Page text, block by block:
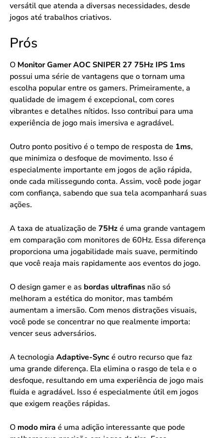
versátil que atenda a diversas necessidades, desde
jogos até trabalhos criativos.
Prós
O Monitor Gamer AOC SNIPER 27 75Hz IPS 1ms
possui uma série de vantagens que o tornam uma
escolha popular entre os gamers. Primeiramente, a
qualidade de imagem é excepcional, com cores
vibrantes e detalhes nítidos. Isso contribui para uma
experiência de jogo mais imersiva e agradável.
Outro ponto positivo é o tempo de resposta de 1ms,
que minimiza o desfoque de movimento. Isso é
especialmente importante em jogos de ação rápida,
onde cada milissegundo conta. Assim, você pode jogar
com confiança, sabendo que sua tela acompanhará suas
ações.
A taxa de atualização de 75Hzé uma grande vantagem
em comparação com monitores de 60Hz. Essa diferença
proporciona uma jogabilidade mais suave, permitindo
que você reaja mais rapidamente aos eventos do jogo.
O design gamer e as bordas ultrafinas não só
melhoram a estética do monitor, mas também
aumentam a imersão. Com menos distrações visuais,
você pode se concentrar no que realmente importa:
vencer seus adversários.
A tecnologia Adaptive-Syncé outro recurso que faz
uma grande diferença. Ela elimina o rasgo de tela e o
desfoque, resultando em uma experiência de jogo mais
fluida e agradável. Isso é especialmente útil em jogos
que exigem reações rápidas.
O modo mira é uma adição interessante que pode